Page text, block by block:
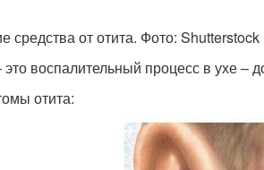
средства от отита. Фото: Shutterstock
это воспалительный процесс в ухе –
отита: